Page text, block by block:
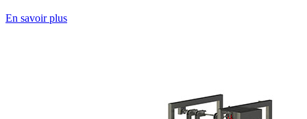
En savoir plus